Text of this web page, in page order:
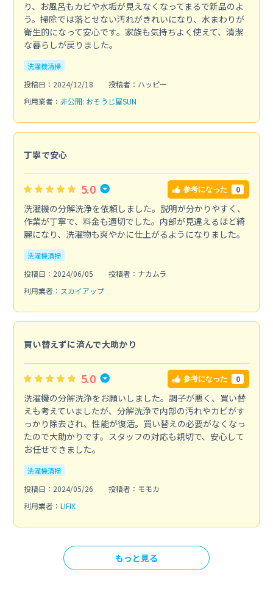
り、お風呂もカビや水垢が見えなくなってまるで新品のよ
う。掃除では落とせない汚れがきれいになり、水まわりが
衛生的になって安心です。家族も気持ちよく使えて、清潔
な暮らしが戻りました。
洗濯機清掃
投稿日：2024/12/18
投稿者：ハッピー
利用業者： 非公開: おそうじ屋SUN
丁寧で安心
5.0 参考になった 0
洗濯機の分解洗浄を依頼しました。説明が分かりやすく、
作業が丁寧で、料金も適切でした。内部が見違えるほど綺
麗になり、洗濯物も爽やかに仕上がるようになりました。
洗濯機清掃
投稿日：2024/06/05
投稿者：ナカムラ
利用業者： スカイアップ
買い替えずに済んで大助かり
5.0 参考になった 0
洗濯機の分解洗浄をお願いしました。調子が悪く、買い替
えも考えていましたが、分解洗浄で内部の汚れやカビがす
っかり除去され、性能が復活。買い替えの必要がなくなっ
たので大助かりです。スタッフの対応も親切で、安心して
お任せできました。
洗濯機清掃
投稿日：2024/05/26
投稿者：モモカ
利用業者： LIFIX
もっと見る